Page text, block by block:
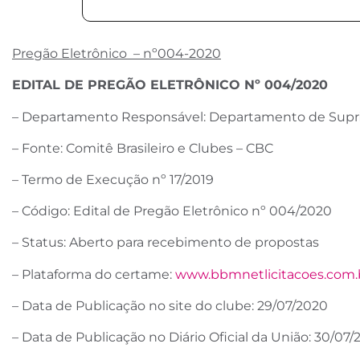
Pregão Eletrônico – nº004-2020
EDITAL DE PREGÃO ELETRÔNICO Nº 004/2020
– Departamento Responsável: Departamento de
– Fonte: Comitê Brasileiro e Clubes – CBC
– Termo de Execução nº 17/2019
– Código: Edital de Pregão Eletrônico nº 004/2020
– Status: Aberto para recebimento de propostas
– Plataforma do certame:
– Data de Publicação no site do clube: 29/07/2020
– Data de Publicação no Diário Oficial da União: 30/07/